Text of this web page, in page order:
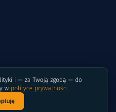
i — za Twoją zgodą — do
w polityce prywatności.